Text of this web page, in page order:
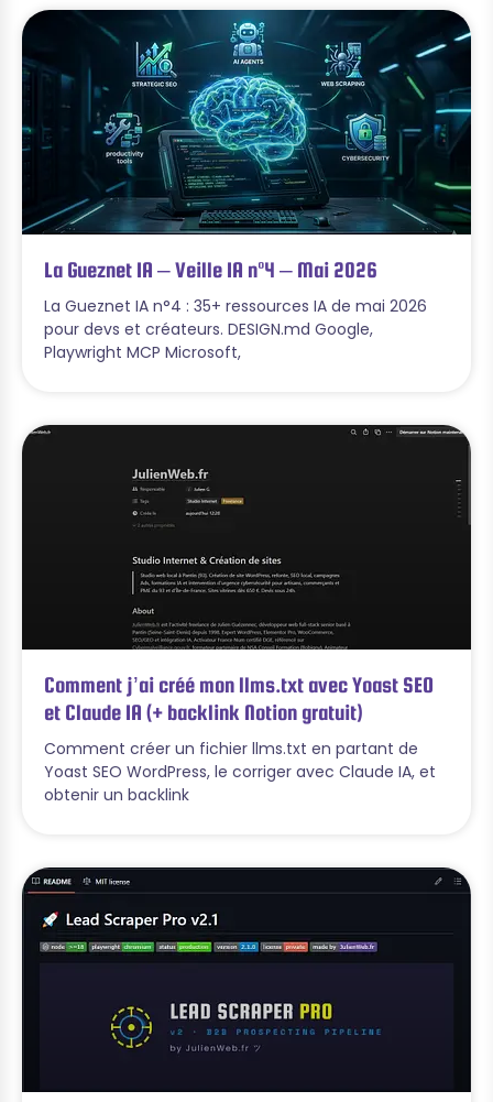
La Gueznet IA – Veille IA n°4 – Mai 2026
La Gueznet IA n°4 : 35+ ressources IA de mai 2026
pour devs et créateurs. DESIGN.md Google,
Playwright MCP Microsoft,
Comment j’ai créé mon llms.txt avec Yoast SEO
et Claude IA (+ backlink Notion gratuit)
Comment créer un fichier llms.txt en partant de
Yoast SEO WordPress, le corriger avec Claude IA, et
obtenir un backlink